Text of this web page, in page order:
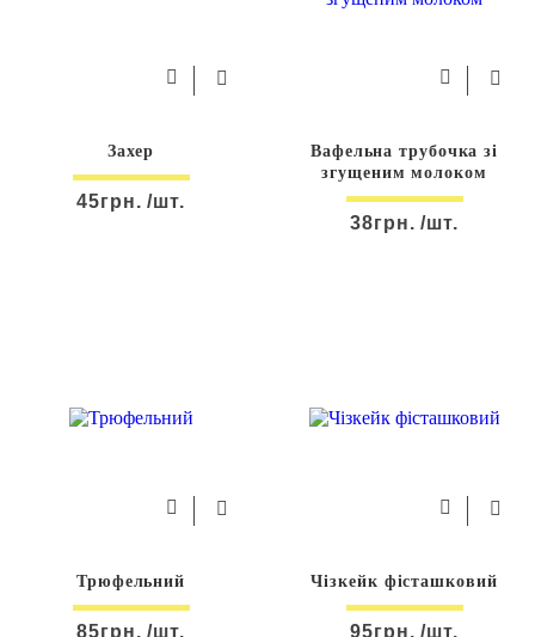
Захер
45грн. /шт.
Вафельна трубочка зі
згущеним молоком
38грн. /шт.
Трюфельний
85грн. /шт.
Чізкейк фісташковий
95грн. /шт.